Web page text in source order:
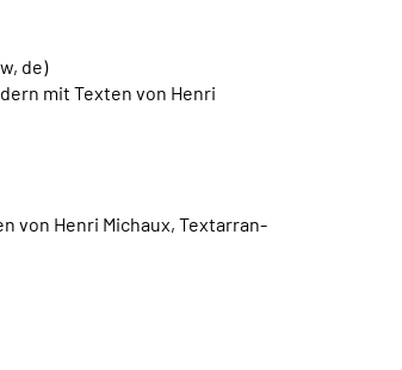
de)
mit Texten von Henri
von Henri Michaux, Textarran-